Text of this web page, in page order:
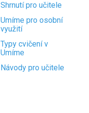
Shrnutí pro učitele
Umíme pro osobní
využití
Typy cvičení v
Umíme
Návody pro učitele